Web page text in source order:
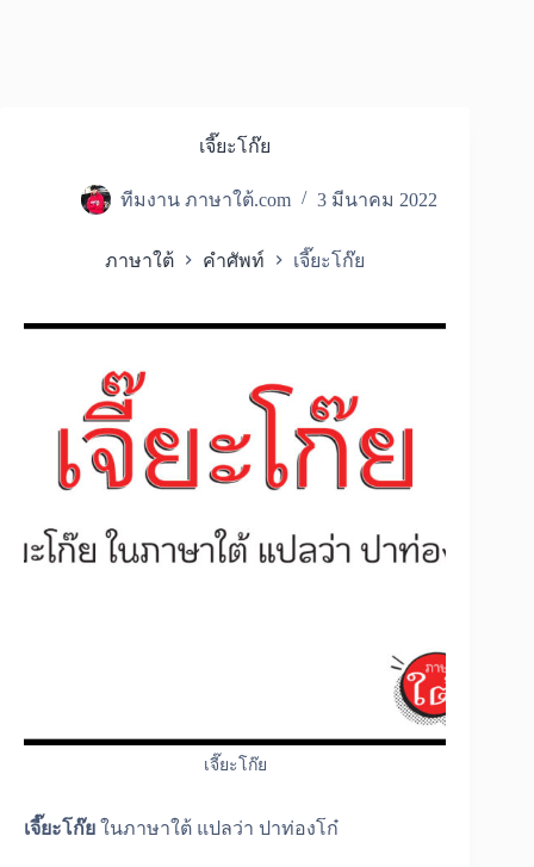
เจี๊ยะโก๊ย
ทีมงาน ภาษาใต้.com 3 มีนาคม 2022
ภาษาใต้ คำศัพท์ เจี๊ยะโก๊ย
เจี๊ยะโก๊ย
เจี๊ยะโก๊ย ในภาษาใต้ แปลว่า ปาท่องโก๋